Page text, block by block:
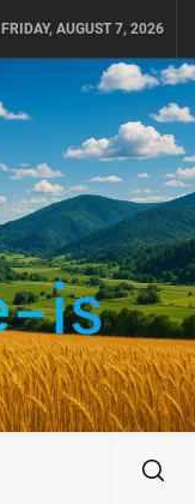
FRIDAY, AUGUST 7, 2026